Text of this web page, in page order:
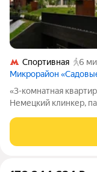
Спортивная
6
Микрорайон
«3-комнатная
Немецкий клинкер,
«Где панорамные окна